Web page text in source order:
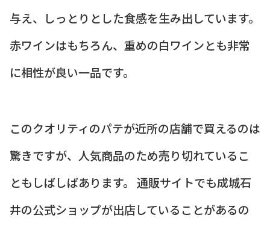
与え、しっとりとした食感を生み出しています。
赤ワインはもちろん、重めの白ワインとも非常
に相性が良い一品です。
このクオリティのパテが近所の店舗で買えるのは
驚きですが、人気商品のため売り切れているこ
ともしばしばあります。 通販サイトでも成城石
井の公式ショップが出店していることがあるの